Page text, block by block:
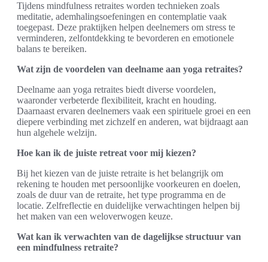
Tijdens mindfulness retraites worden technieken zoals
meditatie, ademhalingsoefeningen en contemplatie vaak
toegepast. Deze praktijken helpen deelnemers om stress te
verminderen, zelfontdekking te bevorderen en emotionele
balans te bereiken.
Wat zijn de voordelen van deelname aan yoga retraites?
Deelname aan yoga retraites biedt diverse voordelen,
waaronder verbeterde flexibiliteit, kracht en houding.
Daarnaast ervaren deelnemers vaak een spirituele groei en een
diepere verbinding met zichzelf en anderen, wat bijdraagt aan
hun algehele welzijn.
Hoe kan ik de juiste retreat voor mij kiezen?
Bij het kiezen van de juiste retraite is het belangrijk om
rekening te houden met persoonlijke voorkeuren en doelen,
zoals de duur van de retraite, het type programma en de
locatie. Zelfreflectie en duidelijke verwachtingen helpen bij
het maken van een weloverwogen keuze.
Wat kan ik verwachten van de dagelijkse structuur van
een mindfulness retraite?